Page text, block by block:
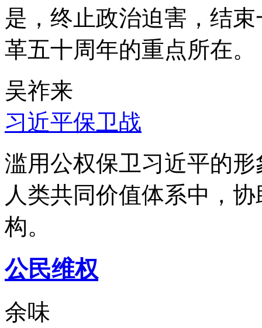
是，终止政治迫害，结
革五十周年的重点所在。
吴祚来
习近平保卫战
滥用公权保卫习近平的
人类共同价值体系中，
构。
公民维权
余味